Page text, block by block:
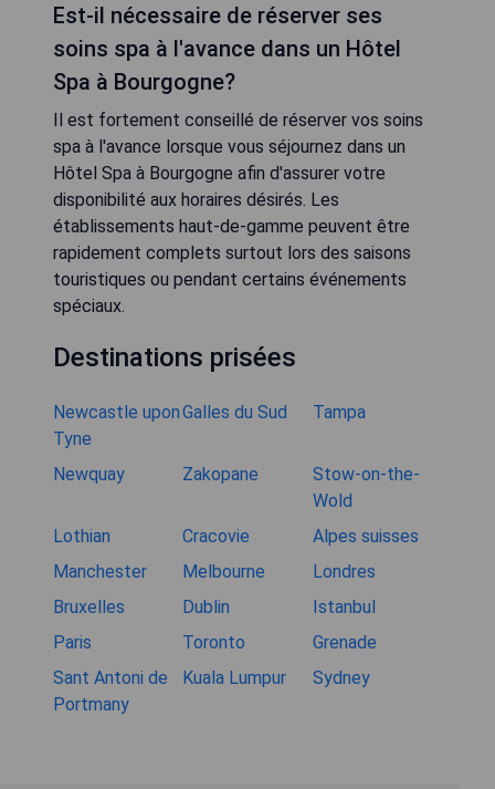
Est-il nécessaire de réserver ses
soins spa à l'avance dans un Hôtel
Spa à Bourgogne?
Il est fortement conseillé de réserver vos soins
spa à l'avance lorsque vous séjournez dans un
Hôtel Spa à Bourgogne afin d'assurer votre
disponibilité aux horaires désirés. Les
établissements haut-de-gamme peuvent être
rapidement complets surtout lors des saisons
touristiques ou pendant certains événements
spéciaux.
Destinations prisées
Newcastle upon
Tyne
Galles du Sud Tampa
Newquay Zakopane
Stow-on-the-
Wold
Lothian
Cracovie
Alpes suisses
Manchester
Melbourne
Londres
Bruxelles
Dublin
Istanbul
Paris
Toronto
Grenade
Sant Antoni de
Portmany
Kuala Lumpur Sydney